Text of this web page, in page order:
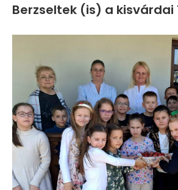
Berzseltek (is) a kisvárdai